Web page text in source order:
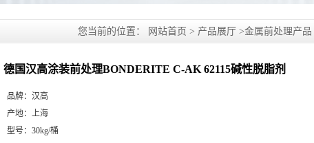
您当前的位置： 网站首页 > 产品展厅 >金属前处理产品
德国汉高涂装前处理BONDERITE C-AK 62115碱性脱脂剂
品牌： 汉高
产地： 上海
型号： 30kg/桶